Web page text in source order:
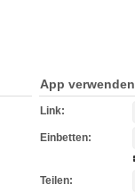
App verwenden
Link:
Einbetten:
Teilen: